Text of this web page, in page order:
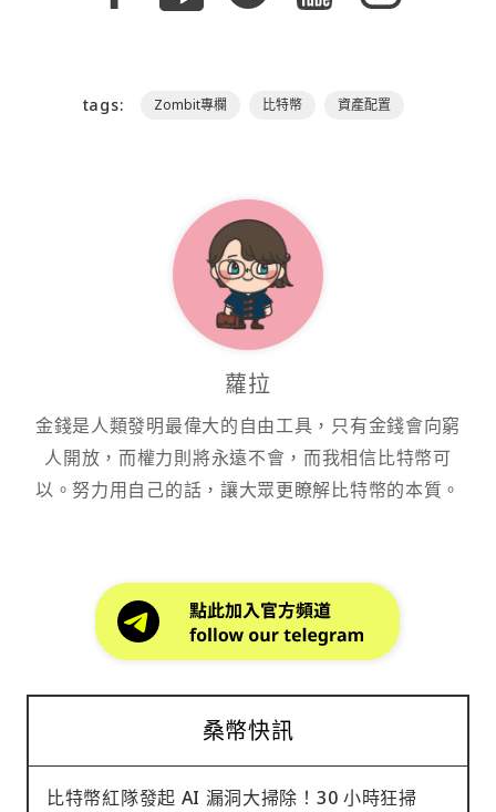
tags: Zombit專欄 比特幣 資產配置
蘿拉
金錢是人類發明最偉大的自由工具，只有金錢會向窮
人開放，而權力則將永遠不會，而我相信比特幣可
以。努力用自己的話，讓大眾更瞭解比特幣的本質。
桑幣快訊
比特幣紅隊發起 AI 漏洞大掃除！30 小時狂掃